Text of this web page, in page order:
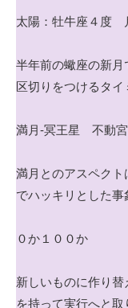
太陽：牡牛座４度
半年前の蠍座の新
区切りをつけるタイ
満月-冥王星 不動宮
満月とのアスペク
でハッキリとした
０か１００か
新しいものに作り
を持って実行へと